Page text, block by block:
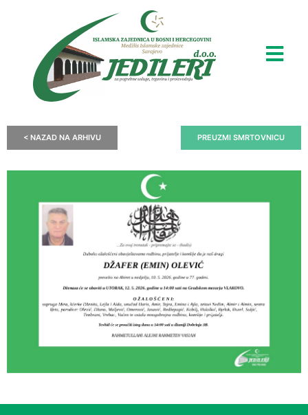
< NAZAD NA ARHIVU PREUZMI SMRTOVNICU